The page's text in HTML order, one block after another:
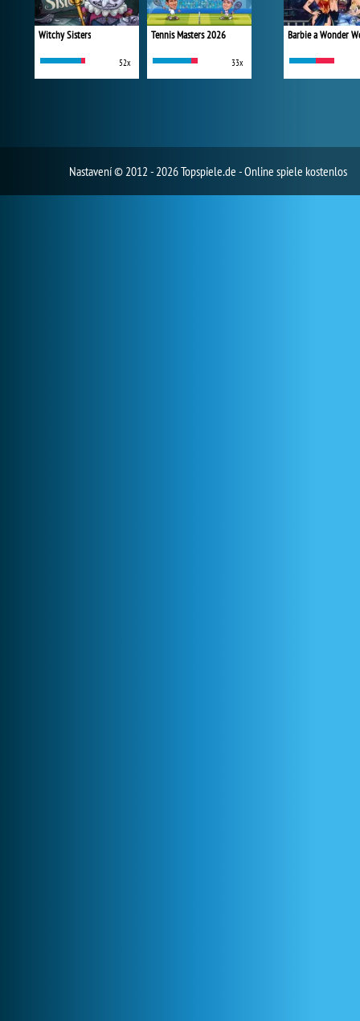
Witchy Sisters
52x
Tennis Masters 2026
33x
Nastavení© 2012 - 2026 Topspiele.de - Online spiele kostenlos